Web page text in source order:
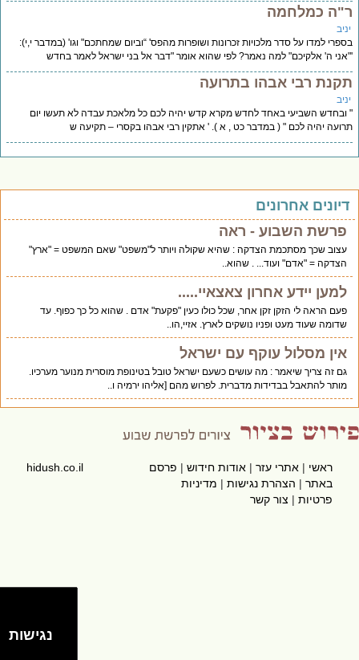
כמלחמה
למדו על סדר מלכויות זכרונות ושופרות מהפס' “וביום שמחתכם" וגו' (במדבר י,י):
ה' אלקיכם" למה נאמר? לפי שהוא אומר "דבר אל בני ישראל לאמר בחדש
רבי אבהו בתרועה
השביעי באחד לחדש מקרא קדש יהיה לכם כל מלאכת עבדה לא תעשו יום
יהיה לכם " ( במדבר כט , א ). ' אתקין רבי אבהו בקסרי – תקיעה ש
אחרונים
פרשת השבוע - ראה
עצוב שכך מסתכמת הצדקה : שהיא שקולה ויותר ל"משפט" שאם המשפט = "ארץ"
הצדקה = "אדם" ועוד... . שהוא..
למען יידע אחרון צאצאיי.....
פעם הראה לי הזקן זקן אחר, שכל כולו כעין "פקעת" אדם . שהוא כל כך כפוף. עד
שדומה שעוד מעט ופניו נושקים לארץ. אזיי,הו..
אין מסלול עוקף עם ישראל
גם זה צריך שיאמר : מה עושים כשעם ישראל טובל בטינופת מוסרית מנוער מערכיו.
מותר להתאבל בבדידות מדברית. לפרוש מהם [אליהו ירמיה ו..
ראשי|אתרי עזר|אודות חידוש|פרסם
באתר|הצהרת נגישות|מדיניות
פרטיות|צור קשר
hidush.co.il
נגישות